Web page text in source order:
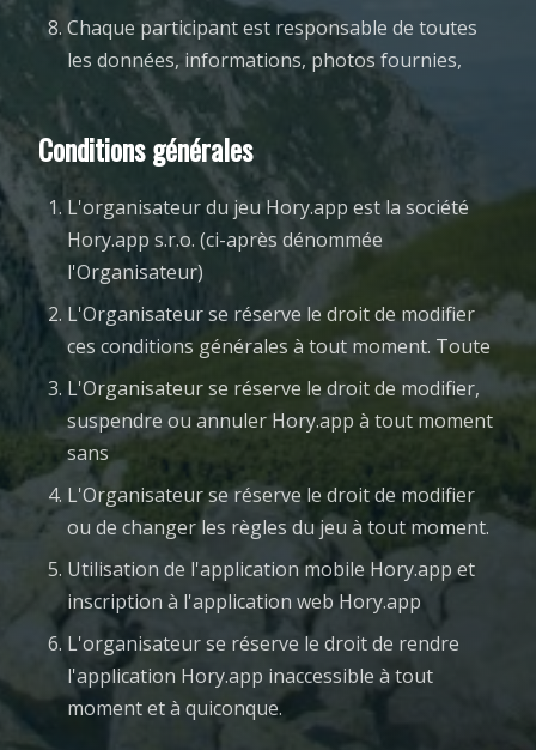
Chaque participant est responsable de toutes
les données, informations, photos fournies,
Conditions générales
L'organisateur du jeu Hory.app est la société
Hory.app s.r.o. (ci-après dénommée
l'Organisateur)
L'Organisateur se réserve le droit de modifier
ces conditions générales à tout moment. Toute
L'Organisateur se réserve le droit de modifier,
suspendre ou annuler Hory.app à tout moment
sans
L'Organisateur se réserve le droit de modifier
ou de changer les règles du jeu à tout moment.
Utilisation de l'application mobile Hory.app et
inscription à l'application web Hory.app
L'organisateur se réserve le droit de rendre
l'application Hory.app inaccessible à tout
moment et à quiconque.